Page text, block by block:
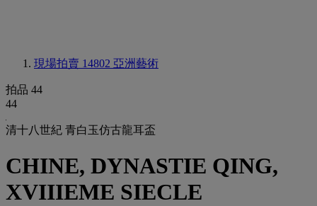
現場拍賣 14802 亞洲藝術
拍品 44
44
清十八世紀 青白玉仿古龍耳盃
CHINE, DYNASTIE QING,
XVIIIEME SIECLE